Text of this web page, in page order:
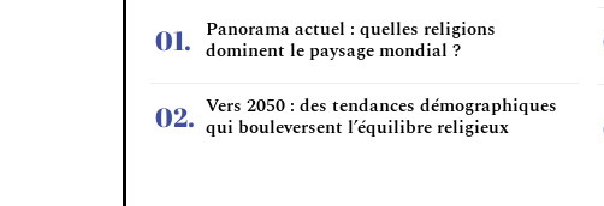
Panorama actuel : quelles religions
dominent le paysage mondial ?
Vers 2050 : des tendances démographiques
qui bouleversent l’équilibre religieux